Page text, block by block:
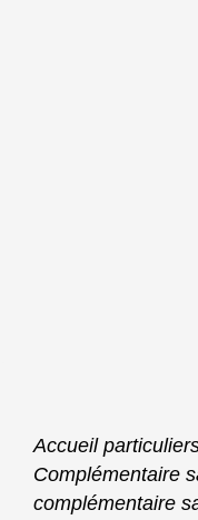
Accueil
Complémentaire
complémentaire